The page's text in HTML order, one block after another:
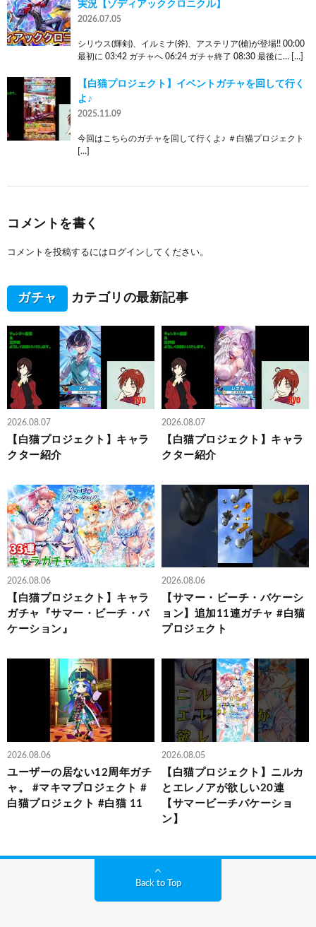
実況【ゾディアッククロニクル】
2026.07.05
シリウス(輝剣)、イルミナ(斧)、アステリア(槍)が登場!! 00:00
最初に 03:42 ガチャへ 06:24 ガチャ終了 08:30 最後に… […]
【白猫プロジェクト】イベントガチャを回して行く
よ♪
2025.11.09
今回はこちらのガチャを回して行くよ♪ ＃白猫プロジェクト
[…]
コメントを書く
コメントを投稿するには ログイン してください。
ガチャ カテゴリの最新記事
2026.08.07
【白猫プロジェクト】キャラ
クター紹介
2026.08.07
【白猫プロジェクト】キャラ
クター紹介
2026.08.06
【白猫プロジェクト】キャラ
ガチャ『サマー・ビーチ・バ
ケーション』
2026.08.06
【サマー・ビーチ・バケーシ
ョン】追加11連ガチャ #白猫
プロジェクト
2026.08.06
ユーザーの居ない12周年ガチ
ャ。 #マキマプロジェクト #
白猫プロジェクト #白猫 11
2026.08.05
【白猫プロジェクト】ニルカ
とエレノアが欲しい20連
【サマービーチバケーショ
ン】
Back to Top